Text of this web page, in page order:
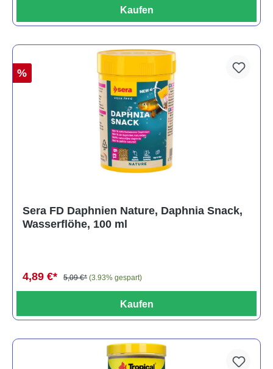
Kaufen
%
Sera FD Daphnien Nature, Daphnia Snack,
Wasserflöhe, 100 ml
4,89 €* 5,09 €* (3.93% gespart)
Kaufen